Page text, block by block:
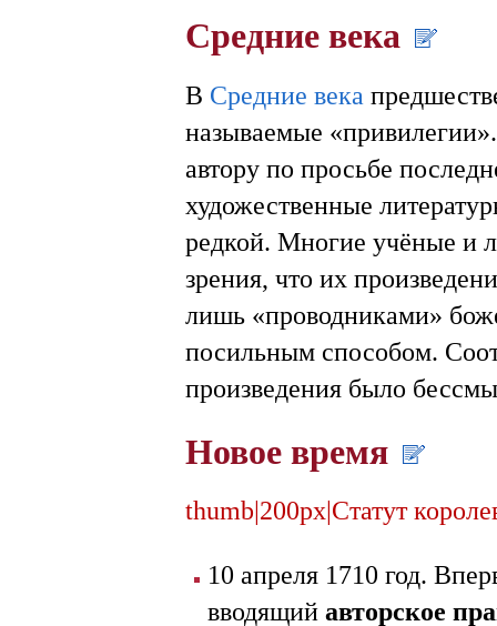
Средние века
В Средние века
называемые
автору по просьбе
художественные
редкой. Многие учёные и
зрения, что их
лишь «проводниками»
посильным способом.
произведения было
Новое время
thumb|200px|Статут
10 апреля 1710 год.
вводящий авторское